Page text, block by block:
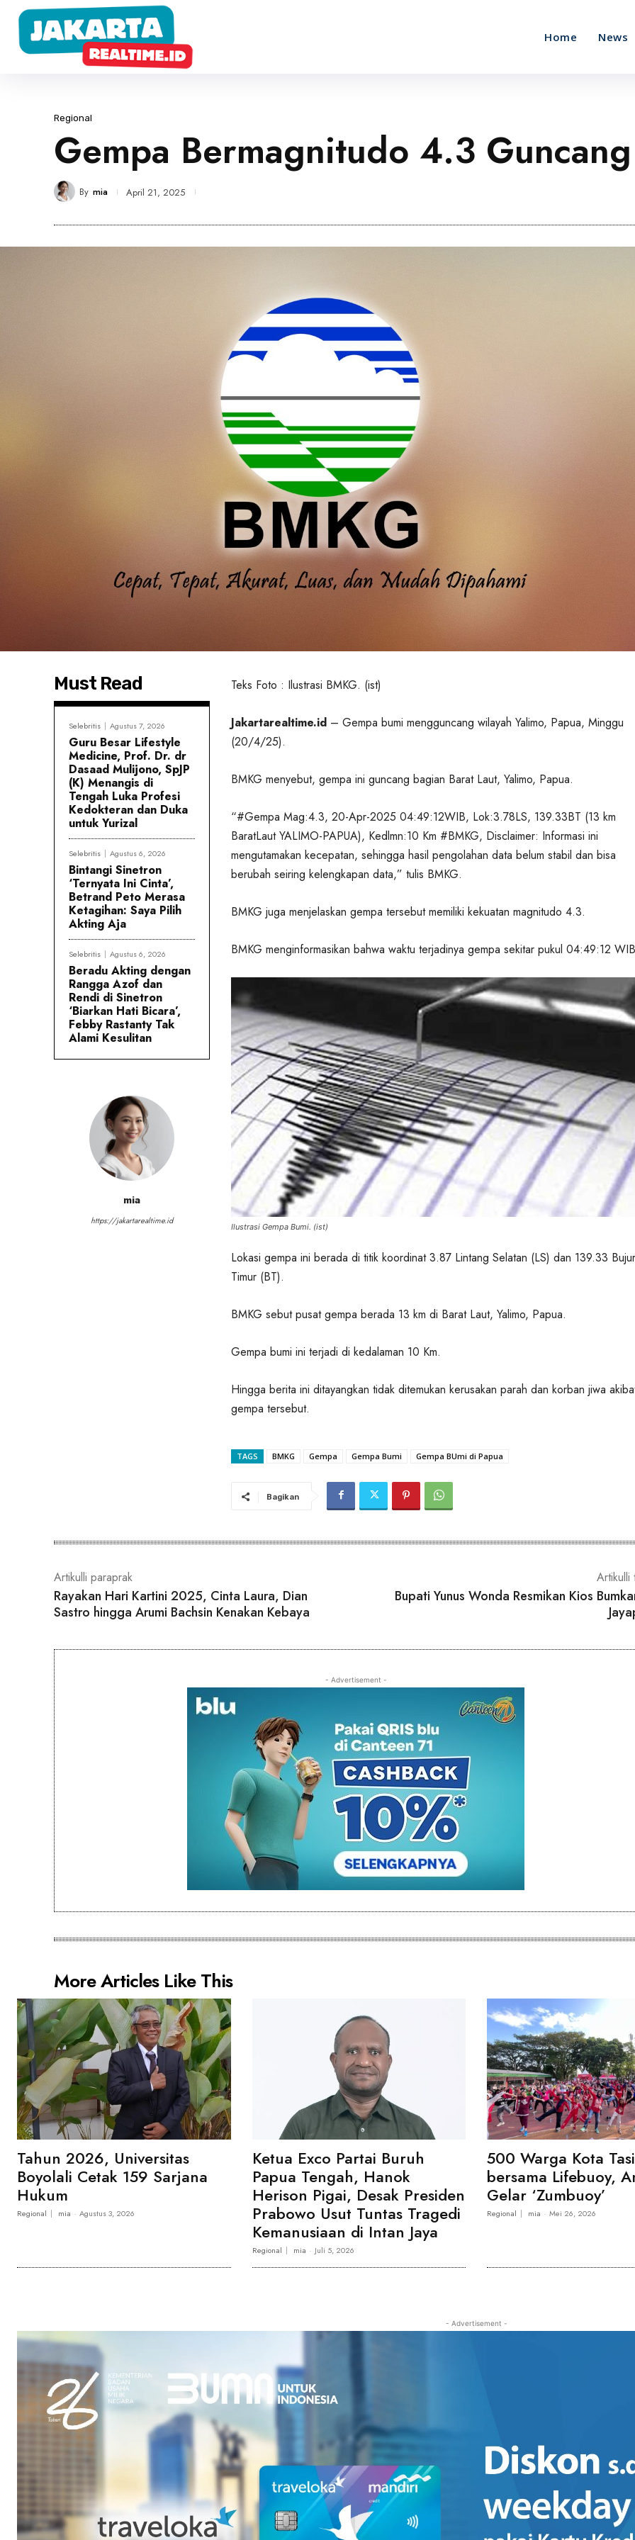
Home News
Regional
Gempa Bermagnitudo 4.3
By mia April 21, 2025
Must Read
Selebritis Agustus 7, 2026
Guru Besar Lifestyle
Medicine, Prof. Dr. dr
Dasaad Mulijono, SpJP
(K) Menangis di
Tengah Luka Profesi
Kedokteran dan Duka
untuk Yurizal
Selebritis Agustus 6, 2026
Bintangi Sinetron
‘Ternyata Ini Cinta’,
Betrand Peto Merasa
Ketagihan: Saya Pilih
Akting Aja
Selebritis Agustus 6, 2026
Beradu Akting dengan
Rangga Azof dan
Rendi di Sinetron
‘Biarkan Hati Bicara’,
Febby Rastanty Tak
Alami Kesulitan
mia
https://jakartarealtime.id
Teks Foto : Ilustrasi BMKG. (ist)
Jakartarealtime.id – Gempa bumi mengguncang wilayah Yalimo, Papua, Minggu
(20/4/25).
BMKG menyebut, gempa ini guncang bagian Barat Laut, Yalimo, Papua.
“#Gempa Mag:4.3, 20-Apr-2025 04:49:12WIB, Lok:3.78LS, 139.33BT (13 km
BaratLaut YALIMO-PAPUA), Kedlmn:10 Km #BMKG, Disclaimer: Informasi ini
mengutamakan kecepatan, sehingga hasil pengolahan data belum stabil dan bisa
berubah seiring kelengkapan data,” tulis BMKG.
BMKG juga menjelaskan gempa tersebut memiliki kekuatan magnitudo 4.3.
BMKG menginformasikan bahwa waktu terjadinya gempa sekitar pukul 04:49:12
Ilustrasi Gempa Bumi. (ist)
Lokasi gempa ini berada di titik koordinat 3.87 Lintang Selatan (LS) dan 139.33 Bujur
Timur (BT).
BMKG sebut pusat gempa berada 13 km di Barat Laut, Yalimo, Papua.
Gempa bumi ini terjadi di kedalaman 10 Km.
Hingga berita ini ditayangkan tidak ditemukan kerusakan parah dan korban jiwa
gempa tersebut.
TAGS BMKG Gempa Gempa Bumi Gempa BUmi di Papua
Bagikan
Artikulli paraprak
Rayakan Hari Kartini 2025, Cinta Laura, Dian
Sastro hingga Arumi Bachsin Kenakan Kebaya
Artikulli
Bupati Yunus Wonda Resmikan Kios
- Advertisement -
More Articles Like This
Tahun 2026, Universitas
Boyolali Cetak 159 Sarjana
Hukum
Regional mia - Agustus 3, 2026
Ketua Exco Partai Buruh
Papua Tengah, Hanok
Herison Pigai, Desak Presiden
Prabowo Usut Tuntas Tragedi
Kemanusiaan di Intan Jaya
Regional mia - Juli 5, 2026
500 Warga Kota
bersama Lifebuoy,
Gelar ‘Zumbuoy’
Regional mia - Mei 26, 2026
- Advertisement -